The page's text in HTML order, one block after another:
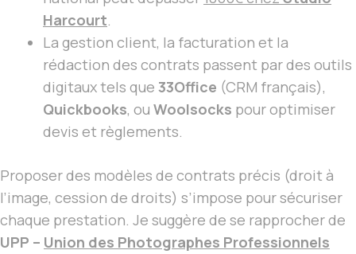
Harcourt.
La gestion client, la facturation et la
rédaction des contrats passent par des outils
digitaux tels que 33Office (CRM français),
Quickbooks, ou Woolsocks pour optimiser
devis et règlements.
Proposer des modèles de contrats précis (droit à
l’image, cession de droits) s’impose pour sécuriser
chaque prestation. Je suggère de se rapprocher de
UPP – Union des Photographes Professionnels